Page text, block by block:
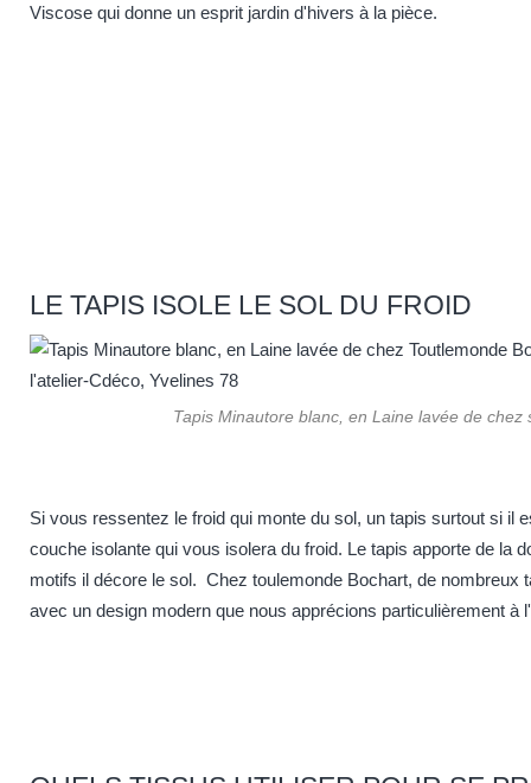
Viscose qui donne un esprit jardin d'hivers à la pièce.
LE TAPIS ISOLE LE SOL DU FROID
Tapis Minautore blanc, en Laine lavée de chez
Si vous ressentez le froid qui monte du sol, un tapis surtout si il
couche isolante qui vous isolera du froid. Le tapis apporte de la
motifs il décore le sol. Chez toulemonde Bochart, de nombreux
avec un design modern que nous apprécions particulièrement à